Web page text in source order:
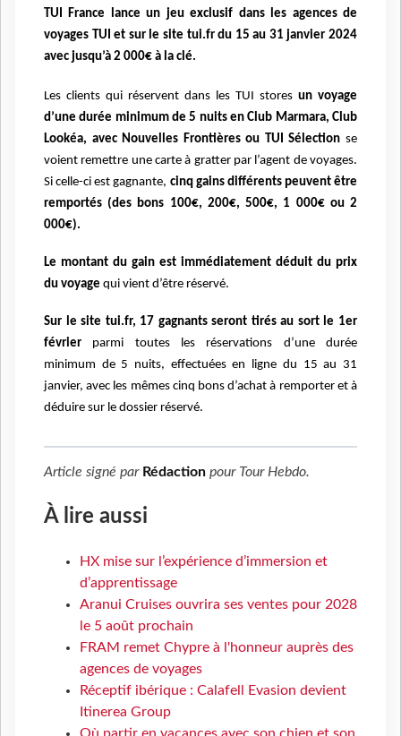
TUI France lance un jeu exclusif dans les agences de
voyages TUI et sur le site tui.fr du 15au 31 janvier 2024
avec jusqu’à 2 000€ à la clé.
Les clients qui réservent dans les TUI stores un voyage
d’une durée minimum de 5 nuits en Club Marmara, Club
Lookéa, avec Nouvelles Frontières ou TUI Sélection se
voient remettre une carte à gratter par l’agent de voyages.
Si celle-ci est gagnante, cinq gains différents peuvent être
remportés (des bons 100€, 200€, 500€, 1 000€ ou 2
000€).
Le montant du gain est immédiatement déduit du prix
du voyage qui vient d’être réservé.
Sur le site tui.fr, 17 gagnants seront tirés au sort le 1er
février parmi toutes les réservations d’une durée
minimum de 5 nuits, effectuées en ligne du 15 au 31
janvier, avec les mêmes cinq bons d’achat à remporter et à
déduire sur le dossier réservé.
Article signé par Rédaction pour Tour Hebdo.
À lire aussi
HX mise sur l’expérience d’immersion et
d’apprentissage
Aranui Cruises ouvrira ses ventes pour 2028
le 5 août prochain
FRAM remet Chypre à l'honneur auprès des
agences de voyages
Réceptif ibérique : Calafell Evasion devient
Itinerea Group